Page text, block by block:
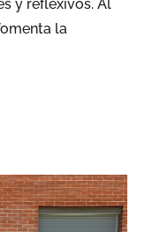
y reflexivos. Al
la